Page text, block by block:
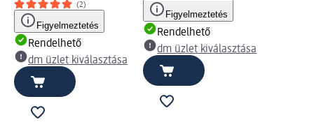
(2)
Figyelmeztetés
Rendelhető
dm üzlet kiválasztása
Figyelmeztetés
Rendelhető
dm üzlet kiválasztása